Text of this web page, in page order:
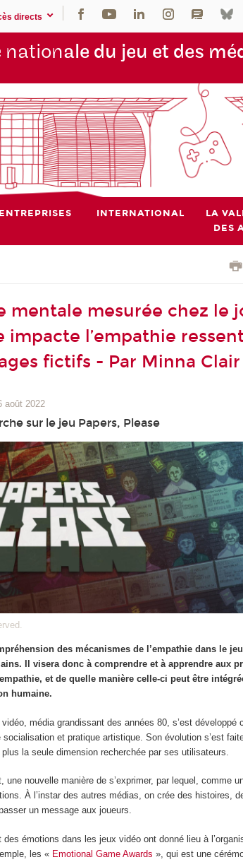
directs
nationale du jeu et des
ENTREPRISES INTERNATIONAL
LA
DES
mentale mesurée chez le
impacte l’empathie
fictifs - Par Minna Clair
août 2022
sur le jeu Papers, Please
des mécanismes de l’empathie dans le
Il visera donc à comprendre et à apprendre aux
et de quelle manière celle-ci peut être
humaine.
média grandissant des années 80, s’est développé
et pratique artistique. Son évolution s’est
la seule dimension recherchée par ses utilisateurs.
nouvelle manière de s’exprimer, par lequel, comme
À l’instar des autres médias, on crée des histoires,
un message aux joueurs.
émotions dans les jeux vidéo ont donné lieu à
les « Emotional Game Awards », qui est une